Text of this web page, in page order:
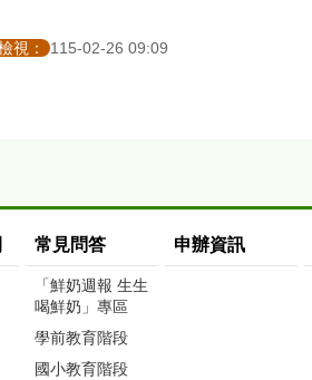
視： 115-02-26 09:09
常見問答
「鮮奶週報 生生
喝鮮奶」專區
學前教育階段
國小教育階段
申辦資訊